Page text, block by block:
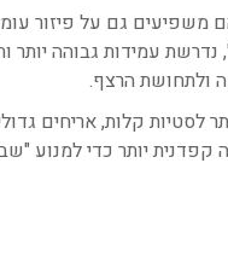
משפיעים גם על פיזור
עמידות גבוהה יותר
ולתחושת הרצף.
קלות, אריחים
יותר כדי למנוע